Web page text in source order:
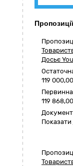
Досьє
119 000,00
119